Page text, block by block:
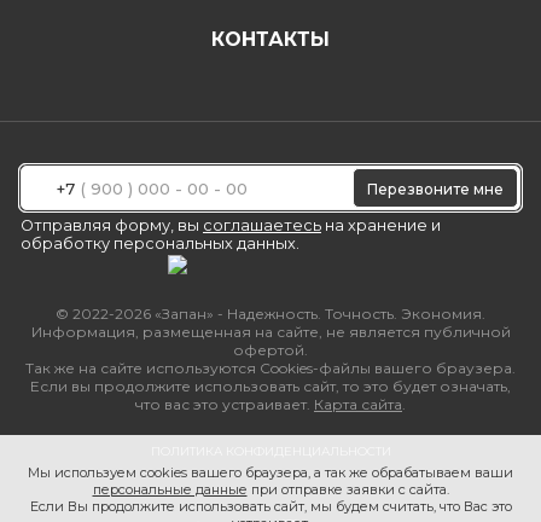
КОНТАКТЫ
© 2022-2026 «Запан» - Надежность. Точность. Экономия.
Информация, размещенная на сайте, не является публичной
офертой.
Так же на сайте используются Cookies-файлы вашего браузера.
Если вы продолжите использовать сайт, то это будет означать,
что вас это устраивает. Карта сайта.
+7
Перезвоните мне
Отправляя форму, вы соглашаетесь на хранение и
обработку персональных данных.
Мы используем cookies вашего браузера, а так же обрабатываем ваши
персональные данные при отправке заявки с сайта.
Если Вы продолжите использовать сайт, мы будем считать, что Вас это